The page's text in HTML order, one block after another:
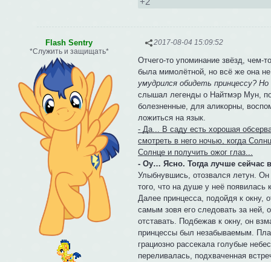
2017-08-04 15:09:52
Flash Sentry
*Служить и защищать*
Отчего-то упоминание звёзд, чем-
была мимолётной, но всё же она
умудрился обидеть принцессу? Но
слышал легенды о Найтмэр Мун,
болезненные, для аликорны,
ложиться на язык.
- Да... В саду есть хорошая
смотреть в него ночью, когда
Солнце и получить ожог глаз...
- Оу… Ясно. Тогда лучше сейчас
Улыбнувшись, отозвался летун.
того, что на душе у неё
Далее принцесса, подойдя к окну,
самым зовя его следовать за ней,
отставать. Подбежав к окну, он
принцессы был незабываемым.
грациозно рассекала голубые
переливалась, подхваченная